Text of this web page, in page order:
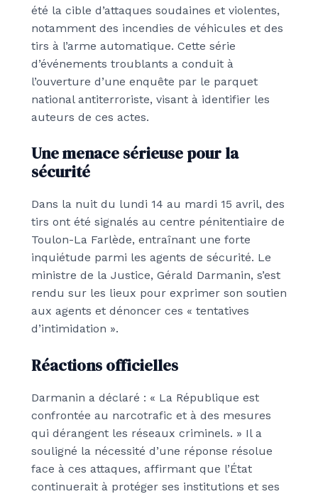
été la cible d’attaques soudaines et violentes,
notamment des incendies de véhicules et des
tirs à l’arme automatique. Cette série
d’événements troublants a conduit à
l’ouverture d’une enquête par le parquet
national antiterroriste, visant à identifier les
auteurs de ces actes.
Une menace sérieuse pour la
sécurité
Dans la nuit du lundi 14 au mardi 15 avril, des
tirs ont été signalés au centre pénitentiaire de
Toulon-La Farlède, entraînant une forte
inquiétude parmi les agents de sécurité. Le
ministre de la Justice, Gérald Darmanin, s’est
rendu sur les lieux pour exprimer son soutien
aux agents et dénoncer ces « tentatives
d’intimidation ».
Réactions officielles
Darmanin a déclaré : « La République est
confrontée au narcotrafic et à des mesures
qui dérangent les réseaux criminels. » Il a
souligné la nécessité d’une réponse résolue
face à ces attaques, affirmant que l’État
continuerait à protéger ses institutions et ses